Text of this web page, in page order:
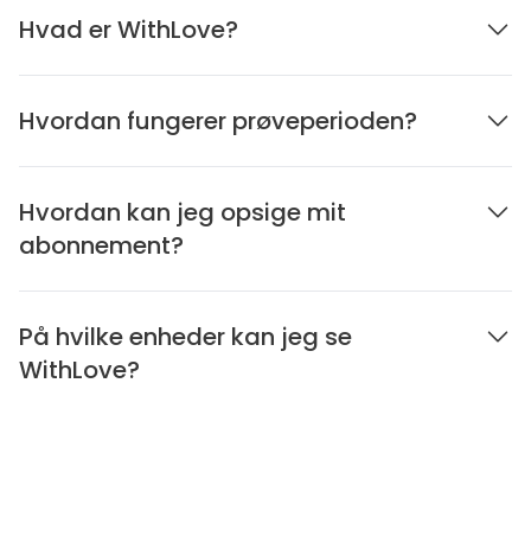
Hvad er WithLove?
Hvordan fungerer prøveperioden?
Hvordan kan jeg opsige mit
abonnement?
På hvilke enheder kan jeg se
WithLove?